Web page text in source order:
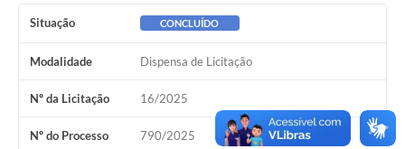
Audiências Públicas
Arquivos para Download
Notícias
Turismo
Situação CONCLUÍDO
Modalidade Dispensa de Licitação
Nº da Licitação 16/2025
Nº do Processo 790/2025